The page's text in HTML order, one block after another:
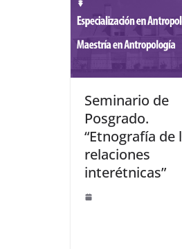
Seminario de
Posgrado.
“Etnografía de
relaciones
interétnicas”